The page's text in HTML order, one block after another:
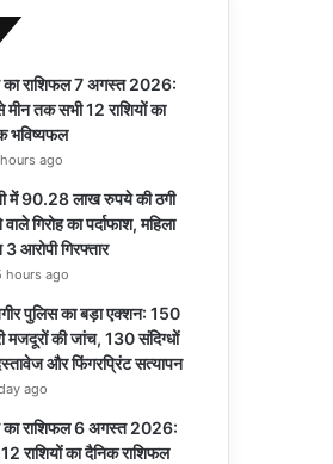
राशिफल 7 अगस्त 2026:
मीन तक सभी 12 राशियों का
भविष्यफल
ago
में 90.28 लाख रुपये की ठगी
गिरोह का पर्दाफाश, महिला
आरोपी गिरफ्तार
hours ago
पुलिस का बड़ा एक्शन: 150
मजदूरों की जांच, 130 संदिग्धों
और फिंगरप्रिंट सत्यापन
ago
राशिफल 6 अगस्त 2026:
राशियों का दैनिक राशिफल